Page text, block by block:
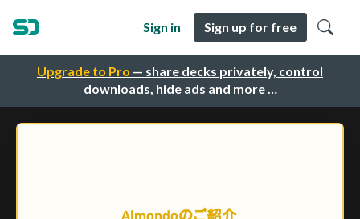
Upgrade to Pro — share decks privately, control
downloads, hide ads and more …
Sign in Sign up for free